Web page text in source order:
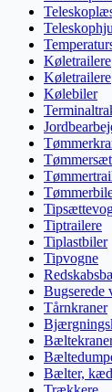
Køletrailere
Køletrailere
Kølebiler
Tiptrailere
Tiplastbiler
Tipvogne
Bugserede
Tårnkraner
Bælter,